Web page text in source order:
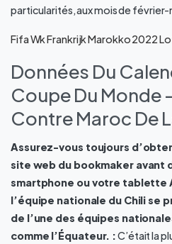
particularités, aux mois de février-
Fifa Wk Frankrijk Marokko 2022
Données Du
Coupe Du Monde
Contre Maroc De
Assurez-vous toujours
site web du bookmaker avant
smartphone ou votre tablette
l’équipe nationale du Chili se
de l’une des équipes
comme l’Équateur. :C’était la